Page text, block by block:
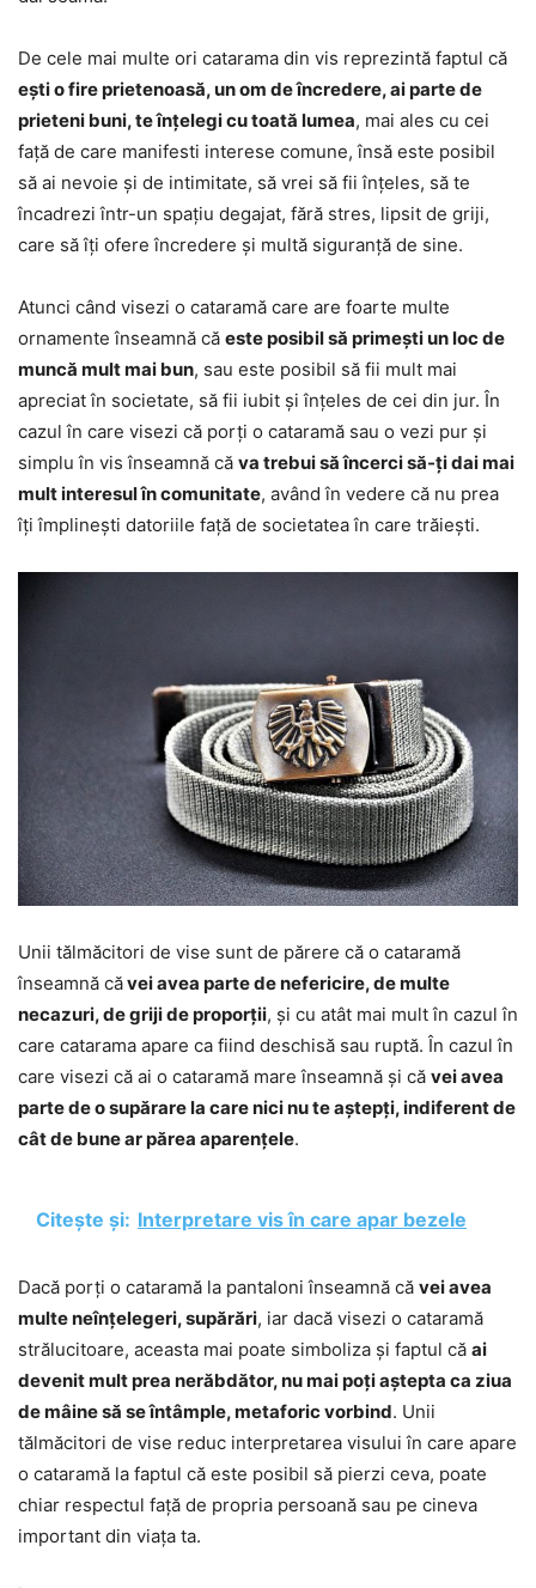
De cele mai multe ori catarama din vis reprezintă faptul că
ești o fire prietenoasă, un om de încredere, ai parte de
prieteni buni, te înțelegi cu toată lumea, mai ales cu cei
față de care manifesti interese comune, însă este posibil
să ai nevoie și de intimitate, să vrei să fii înțeles, să te
încadrezi într-un spațiu degajat, fără stres, lipsit de griji,
care să îți ofere încredere și multă siguranță de sine.
Atunci când visezi o cataramă care are foarte multe
ornamente înseamnă că este posibil să primești un loc de
muncă mult mai bun, sau este posibil să fii mult mai
apreciat în societate, să fii iubit și înțeles de cei din jur. În
cazul în care visezi că porți o cataramă sau o vezi pur și
simplu în vis înseamnă că va trebui să încerci să-ți dai mai
mult interesul în comunitate, având în vedere că nu prea
îți împlinești datoriile față de societatea în care trăiești.
Unii tălmăcitori de vise sunt de părere că o cataramă
înseamnă căvei avea parte de nefericire, de multe
necazuri, de griji de proporții, și cu atât mai mult în cazul în
care catarama apare ca fiind deschisă sau ruptă. În cazul în
care visezi că ai o cataramă mare înseamnă și că vei avea
parte de o supărare la care nici nu te aștepți, indiferent de
cât de bune ar părea aparențele.
Citește și: Interpretare vis în care apar bezele
Dacă porți o cataramă la pantaloni înseamnă că vei avea
multe neînțelegeri, supărări, iar dacă visezi o cataramă
strălucitoare, aceasta mai poate simboliza și faptul că ai
devenit mult prea nerăbdător, nu mai poți aștepta ca ziua
de mâine să se întâmple, metaforic vorbind. Unii
tălmăcitori de vise reduc interpretarea visului în care apare
o cataramă la faptul că este posibil să pierzi ceva, poate
chiar respectul față de propria persoană sau pe cineva
important din viața ta.